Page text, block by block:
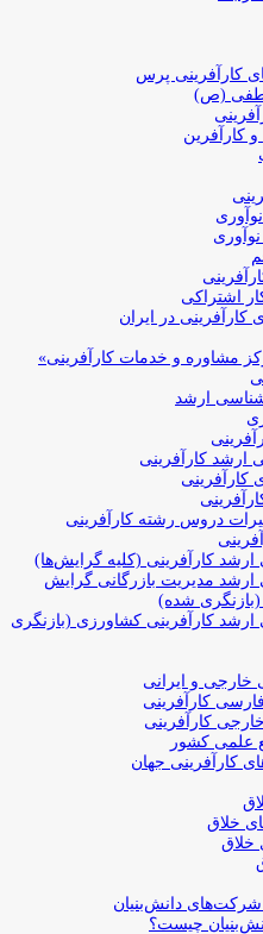
کارآفرینی‌ پرس
(ص)
کارآفرین
اشتراکی
در ایران
مشاوره و خدمات کارآفرینی»
ارشد
کارآفرینی
کارآفرینی
دروس رشته کارآفرینی
کارآفرینی (کلیه گرایش‌ها)
مدیریت بازرگانی گرایش
(بازنگری شده)
کارآفرینی کشاورزی (بازنگری
خارجی و ایرانی
کارآفرینی
کارآفرینی
علمی کشور
کارآفرینی جهان
خلاق
خلاق
شرکت‌های دانش‌بنیان
چیست؟